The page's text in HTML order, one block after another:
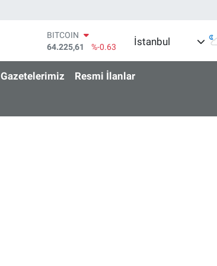
BITCOIN
64.225,61
%-0.63
47,7143
%0.16
EURO
64,2463
%0.07
İstanbul
Gazetelerimiz Resmi İlanlar